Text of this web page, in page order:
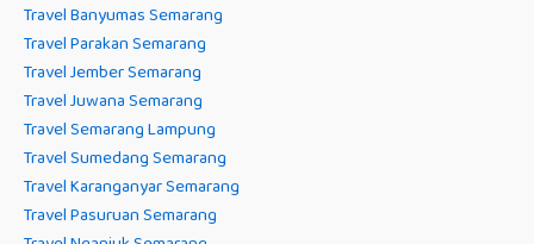
Travel Banyumas Semarang
Travel Parakan Semarang
Travel Jember Semarang
Travel Juwana Semarang
Travel Semarang Lampung
Travel Sumedang Semarang
Travel Karanganyar Semarang
Travel Pasuruan Semarang